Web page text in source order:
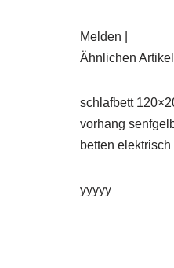
Melden |
Ähnlichen
schlafbett
vorhang
betten
yyyyy